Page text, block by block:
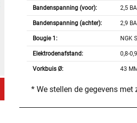
Bandenspanning (voor): 2,5
Bandenspanning (achter): 2,9
Bougie 1: NGK
Elektrodenafstand: 0,8-
Vorkbuis Ø: 43
* We stellen de gegevens